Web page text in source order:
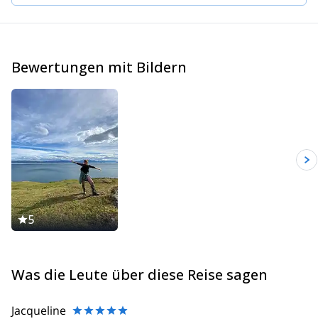
Bewertungen mit Bildern
5
Was die Leute über diese Reise sagen
Jacqueline